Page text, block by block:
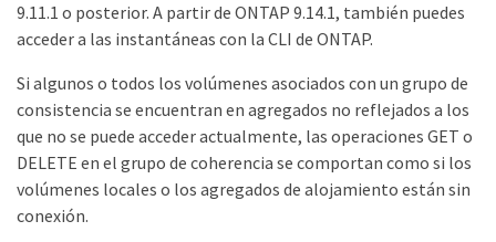
9.11.1 o posterior. A partir de ONTAP 9.14.1, también puedes
acceder a las instantáneas con la CLI de ONTAP.
Si algunos o todos los volúmenes asociados con un grupo de
consistencia se encuentran en agregados no reflejados a los
que no se puede acceder actualmente, las operaciones GET o
DELETE en el grupo de coherencia se comportan como si los
volúmenes locales o los agregados de alojamiento están sin
conexión.